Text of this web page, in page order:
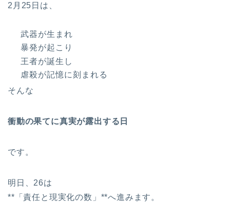
2月25日は、
武器が生まれ
暴発が起こり
王者が誕生し
虐殺が記憶に刻まれる
そんな
衝動の果てに真実が露出する日
です。
明日、26は
**「責任と現実化の数」**へ進みます。